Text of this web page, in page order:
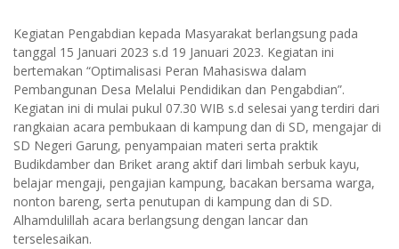
Kegiatan Pengabdian kepada Masyarakat berlangsung pada
tanggal 15 Januari 2023 s.d 19 Januari 2023. Kegiatan ini
bertemakan “Optimalisasi Peran Mahasiswa dalam
Pembangunan Desa Melalui Pendidikan dan Pengabdian”.
Kegiatan ini di mulai pukul 07.30 WIB s.d selesai yang terdiri dari
rangkaian acara pembukaan di kampung dan di SD, mengajar di
SD Negeri Garung, penyampaian materi serta praktik
Budikdamber dan Briket arang aktif dari limbah serbuk kayu,
belajar mengaji, pengajian kampung, bacakan bersama warga,
nonton bareng, serta penutupan di kampung dan di SD.
Alhamdulillah acara berlangsung dengan lancar dan
terselesaikan.